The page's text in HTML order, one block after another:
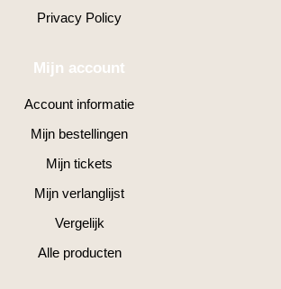
Privacy Policy
Mijn account
Account informatie
Mijn bestellingen
Mijn tickets
Mijn verlanglijst
Vergelijk
Alle producten